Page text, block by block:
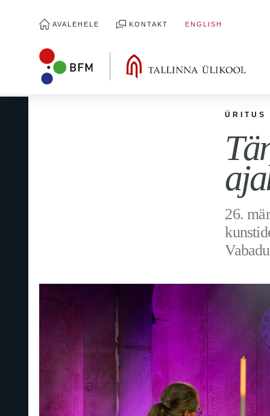
AVALEHELE KONTAKT ENGLISH
ÜRITUS
26.